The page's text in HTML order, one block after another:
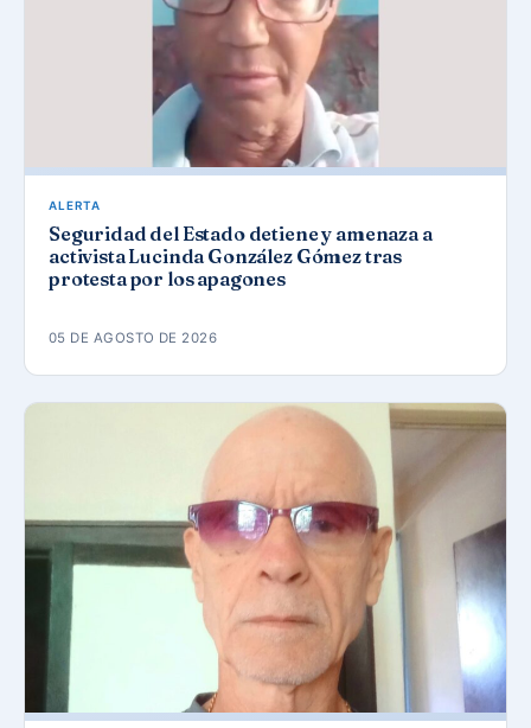
ALERTA
Seguridad del Estado detiene y amenaza a
activista Lucinda González Gómez tras
protesta por los apagones
05 DE AGOSTO DE 2026